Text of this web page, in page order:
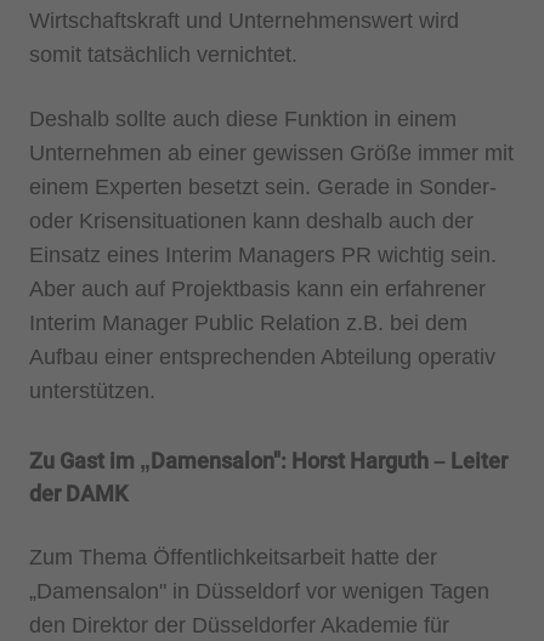
Wirtschaftskraft und Unternehmenswert wird
somit tatsächlich vernichtet.
Deshalb sollte auch diese Funktion in einem
Unternehmen ab einer gewissen Größe immer mit
einem Experten besetzt sein. Gerade in Sonder-
oder Krisensituationen kann deshalb auch der
Einsatz eines Interim Managers PR wichtig sein.
Aber auch auf Projektbasis kann ein erfahrener
Interim Manager Public Relation z.B. bei dem
Aufbau einer entsprechenden Abteilung operativ
unterstützen.
Zu Gast im „Damensalon": Horst Harguth – Leiter
der DAMK
Zum Thema Öffentlichkeitsarbeit hatte der
„Damensalon" in Düsseldorf vor wenigen Tagen
den Direktor der Düsseldorfer Akademie für